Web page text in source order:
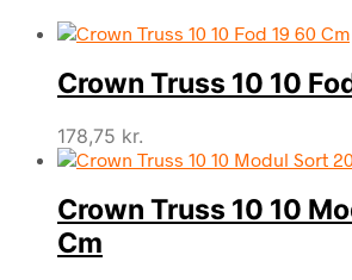
Crown Truss 10 10
178,75 kr.
Crown Truss 10 10
Cm